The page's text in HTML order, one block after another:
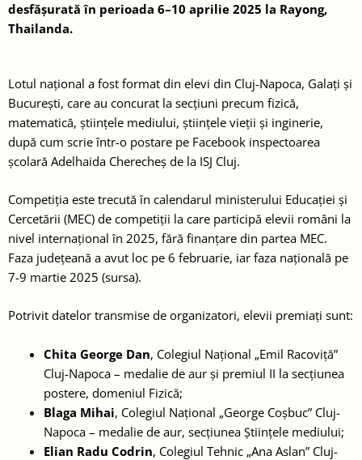
desfășurată în perioada 6–10 aprilie 2025 la Rayong,
Thailanda.
Lotul național a fost format din elevi din Cluj-Napoca, Galați și
București, care au concurat la secțiuni precum fizică,
matematică, științele mediului, științele vieții și inginerie,
după cum scrie într-o postare pe Facebook inspectoarea
școlară Adelhaida Cherecheș de la ISJ Cluj.
Competiția este trecută în calendarul ministerului Educației și
Cercetării (MEC) de competiții la care participă elevii români la
nivel internațional în 2025, fără finanțare din partea MEC.
Faza județeană a avut loc pe 6 februarie, iar faza națională pe
7-9 martie 2025 (sursa).
Potrivit datelor transmise de organizatori, elevii premiați sunt:
Chita George Dan, Colegiul Național „Emil Racoviță”
Cluj-Napoca – medalie de aur și premiul II la secțiunea
postere, domeniul Fizică;
Blaga Mihai, Colegiul Național „George Coșbuc” Cluj-
Napoca – medalie de aur, secțiunea Științele mediului;
Elian Radu Codrin, Colegiul Tehnic „Ana Aslan” Cluj-